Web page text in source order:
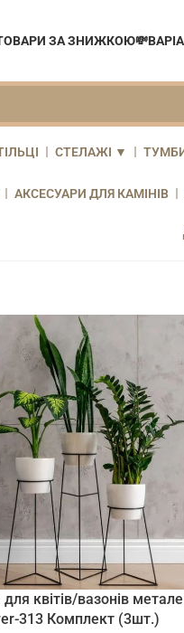
ЗА ЗНИЖКОЮ💸
СТЕЛАЖІ ▼
АКСЕСУАРИ ДЛЯ КАМІНІВ
для квітів/вазонів
313 Комплект (3шт.)